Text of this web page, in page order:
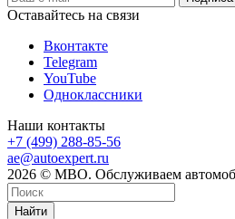
Оставайтесь на связи
Вконтакте
Telegram
YouTube
Одноклассники
Наши контакты
+7 (499) 288-85-56
ae@autoexpert.ru
2026 © МВО. Обслуживаем
Найти